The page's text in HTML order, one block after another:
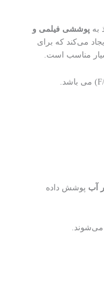
به پوششی فیلمی و
می‌کند که برای
مناسب است.
آب پوشش داده